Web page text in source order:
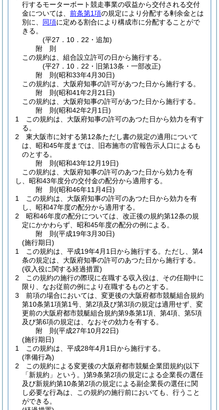
行するモーターボート競走事業の収益から交付される交付
金については、 前条第1項の規定により分配する剰余金とは
別に、 同項に定める割合により構成市に分配することがで
きる。
(平27．10．22・追加)
附 則
この規約は、組合設立許可の日から施行する。
(平27．10．22・旧第13条・一部改正)
附 則(昭和33年4月30日)
この規約は、大阪府知事の許可があつた日から施行する。
附 則(昭和41年2月21日)
この規約は、大阪府知事の許可があつた日から施行する。
附 則(昭和42年2月1日)
1
この規約は、大阪府知事の許可のあつた日から効力を有す
る。
2
東大阪市に対する第12条ただし書の規定の適用について
は、昭和45年度までは、旧布施市の官報告示人口によるも
のとする。
附 則(昭和43年12月19日)
この規約は、大阪府知事の許可のあつた日から効力を有
し、昭和43年度分の交付金の配分から適用する。
附 則(昭和46年11月4日)
1
この規約は、大阪府知事の許可のあつた日から効力を有
し、昭和47年度の配分から適用する。
2
昭和46年度の配分については、改正後の規約第12条の規
定にかかわらず、昭和45年度の配分の例による。
附 則(平成19年3月30日)
(施行期日)
1
この規約は、平成19年4月1日から施行する。 ただし、第4
条の規定は、大阪府知事の許可のあつた日から施行する。
(収入役に関する経過措置)
2
この規約の施行の際現に在職する収入役は、その任期中に
限り、なお従前の例により在職するものとする。
3
前項の場合においては、変更後の大阪府都市競艇組合規約
第10条第1項第1号、第2項及び第3項の規定は適用せず、変
更前の大阪府都市競艇組合規約第9条第1項、第4項、第5項
及び第6項の規定は、なおその効力を有する。
附 則(平成27年10月22日)
(施行期日)
1
この規約は、平成28年4月1日から施行する。
(準備行為)
2
この規約による変更後の大阪府都市競艇企業団規約(以下
「新規約」という。)第9条第2項の規定による企業長の選任
及び新規約第10条第2項の規定による副企業長の選任に関
し必要な行為は、この規約の施行前においても、行うこと
ができる。